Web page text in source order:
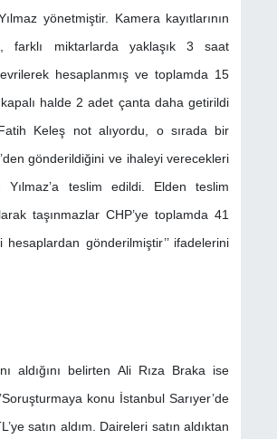
yönetmiştir. Kamera kayıtlarının
farklı miktarlarda yaklaşık 3 saat
hesaplanmış ve toplamda 15
halde 2 adet çanta daha getirildi
Keleş not alıyordu, o sırada bir
gönderildiğini ve ihaleyi verecekleri
teslim edildi. Elden teslim
taşınmazlar CHP’ye toplamda 41
gönderilmiştir’’ ifadelerini
aldığını belirten Ali Rıza Braka ise
konu İstanbul Sarıyer’de
satın aldım. Daireleri satın aldıktan